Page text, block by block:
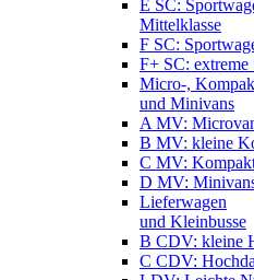
E SC:
Mittelklasse
F SC:
F+ SC: extreme
Micro-,
und Minivans
A MV:
B MV: kleine
C MV:
D MV:
Lieferwagen
und Kleinbusse
B CDV: kleine
C CDV: